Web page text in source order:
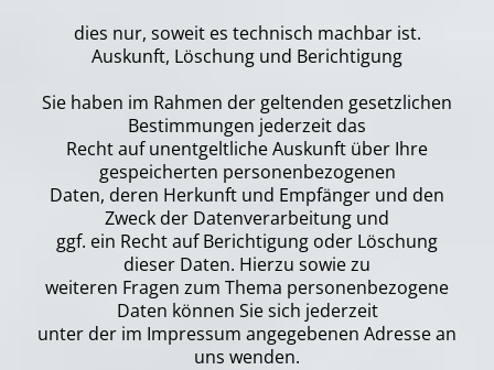
dies nur, soweit es technisch machbar ist.
Auskunft, Löschung und Berichtigung
Sie haben im Rahmen der geltenden gesetzlichen
Bestimmungen jederzeit das
Recht auf unentgeltliche Auskunft über Ihre
gespeicherten personenbezogenen
Daten, deren Herkunft und Empfänger und den
Zweck der Datenverarbeitung und
ggf. ein Recht auf Berichtigung oder Löschung
dieser Daten. Hierzu sowie zu
weiteren Fragen zum Thema personenbezogene
Daten können Sie sich jederzeit
unter der im Impressum angegebenen Adresse an
uns wenden.